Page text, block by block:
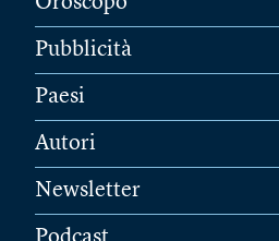
Pubblicità
Paesi
Autori
Newsletter